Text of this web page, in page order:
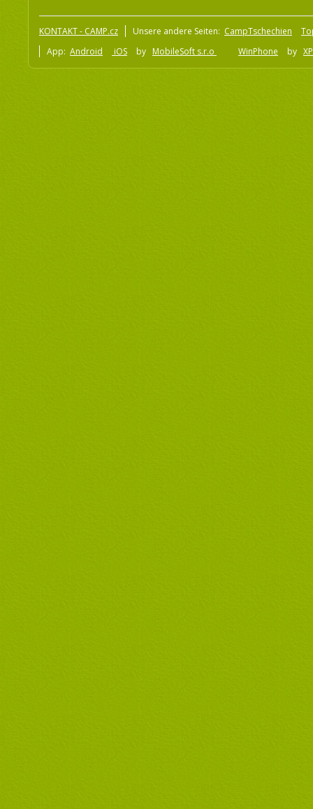
KONTAKT - CAMP.cz Unsere andere Seiten: CampTschechien
App: Android iOS by MobileSoft s.r.o WinPhone by